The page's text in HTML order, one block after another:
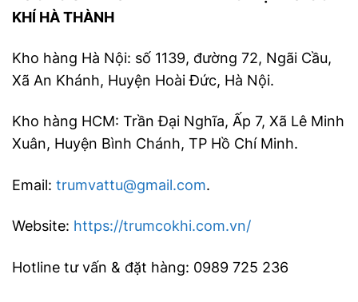
KHÍ HÀ THÀNH
Kho hàng Hà Nội: số 1139, đường 72, Ngãi Cầu,
Xã An Khánh, Huyện Hoài Đức, Hà Nội.
Kho hàng HCM: Trần Đại Nghĩa, Ấp 7, Xã Lê Minh
Xuân, Huyện Bình Chánh, TP Hồ Chí Minh.
Email: trumvattu@gmail.com.
Website: https://trumcokhi.com.vn/
Hotline tư vấn & đặt hàng: 0989 725 236